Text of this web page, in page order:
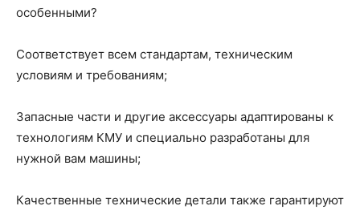
особенными?
Соответствует всем стандартам, техническим
условиям и требованиям;
Запасные части и другие аксессуары адаптированы к
технологиям КМУ и специально разработаны для
нужной вам машины;
Качественные технические детали также гарантируют